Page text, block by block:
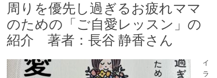
周りを優先し過ぎるお疲れママ
のための「ご自愛レッスン」の
紹介 著者：長谷 静香さん
イ
ラ